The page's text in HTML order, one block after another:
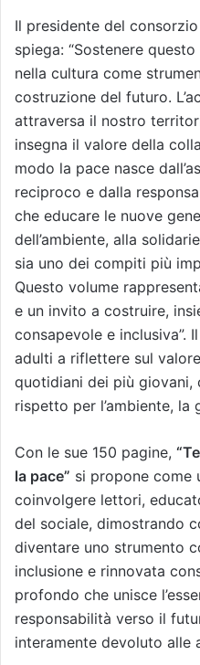
Il presidente del consorzio
spiega: “Sostenere
nella cultura come
costruzione del futuro.
attraversa il nostro
insegna il valore della
modo la pace nasce
reciproco e dalla
che educare le nuove
dell’ambiente, alla
sia uno dei compiti più
Questo volume
e un invito a costruire,
consapevole e inclusiva”.
adulti a riflettere sul
quotidiani dei più giovani,
rispetto per l’ambiente,
Con le sue 150 pagine,
la pace” si propone come
coinvolgere lettori,
del sociale, dimostrando
diventare uno strumento
inclusione e rinnovata
profondo che unisce
responsabilità verso il
interamente devoluto alle